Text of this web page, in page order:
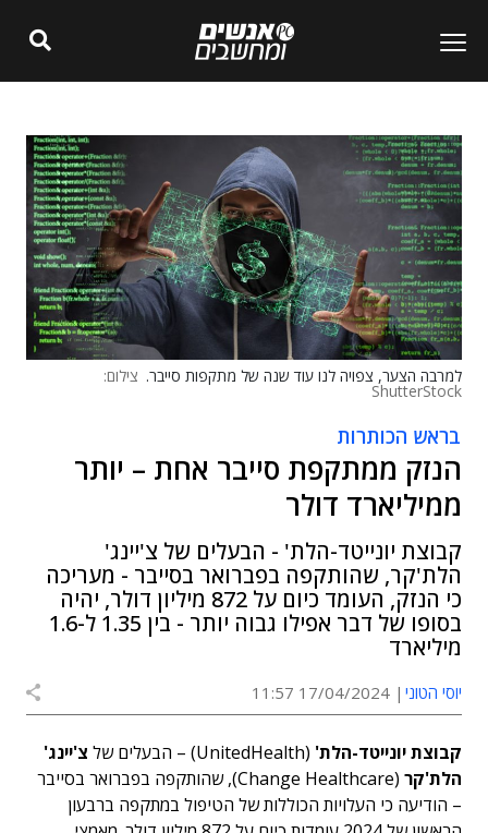
למרבה הצער, צפויה לנו עוד שנה של מתקפות סייבר. צילום:
ShutterStock
בראש הכותרות
הנזק ממתקפת סייבר אחת – יותר
ממיליארד דולר
קבוצת יונייטד-הלת' - הבעלים של צ'יינג'
הלת'קר, שהותקפה בפברואר בסייבר - מעריכה
כי הנזק, העומד כיום על 872 מיליון דולר, יהיה
בסופו של דבר אפילו גבוה יותר - בין 1.35 ל-1.6
מיליארד
יוסי הטוני 17/04/2024 11:57
קבוצת יונייטד-הלת' (UnitedHealth) – הבעלים של
צ'יינג'
הלת'קר
(Change Healthcare), שהותקפה בפברואר בסייבר
– הודיעה כי העלויות הכוללות של הטיפול במתקפה ברבעון